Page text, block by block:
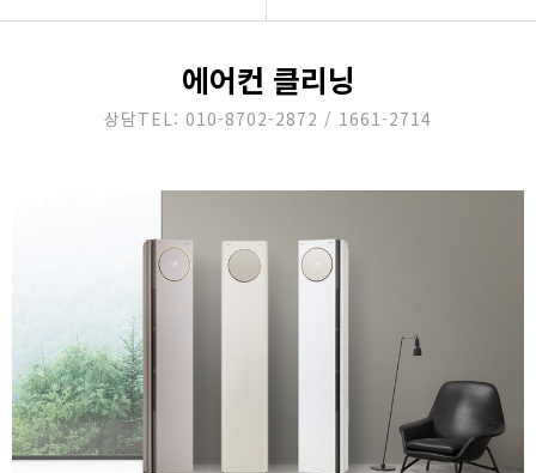
세탁기 클리닝
새집증후군 시공
원룸/오피스텔 청소
에어컨 클리닝
상담TEL: 010-8702-2872 / 1661-2714